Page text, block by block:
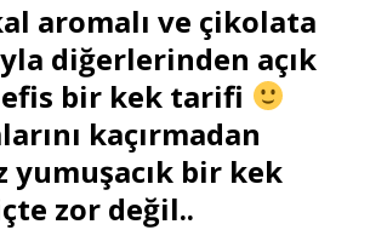
aromalı ve çikolata
diğerlerinden açık
bir kek tarifi
kaçırmadan
yumuşacık bir kek
zor değil..